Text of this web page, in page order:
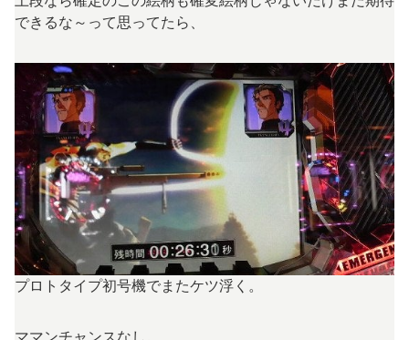
できるな～って思ってたら、
プロトタイプ初号機でまたケツ浮く。
ママンチャンスなし。